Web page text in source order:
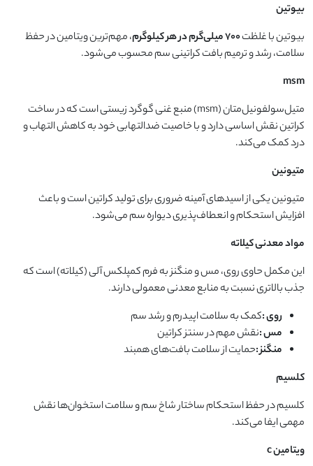
بیوتین
بیوتین با غلظت۷۰۰میلی‌گرم در هر کیلوگرم، مهم‌ترین ویتامین در حفظ
سلامت، رشد و ترمیم بافت کراتینی سم محسوب می‌شود.
msm
متیل‌سولفونیل‌متان (msm) منبع غنی گوگرد زیستی است که در ساخت
کراتین نقش اساسی دارد و با خاصیت ضدالتهابی خود به کاهش التهاب و
درد کمک می‌کند.
متیونین
متیونین یکی از اسیدهای آمینه ضروری برای تولید کراتین است و باعث
افزایش استحکام و انعطاف‌پذیری دیواره سم می‌شود.
مواد معدنی کیلاته
این مکمل حاوی روی، مس و منگنز به فرم کمپلکس آلی (کیلاته) است که
جذب بالاتری نسبت به منابع معدنی معمولی دارند.
روی:کمک به سلامت اپیدرم و رشد سم
مس:نقش مهم در سنتز کراتین
منگنز:حمایت از سلامت بافت‌های همبند
کلسیم
کلسیم در حفظ استحکام ساختار شاخ سم و سلامت استخوان‌ها نقش
مهمی ایفا می‌کند.
ویتامینc